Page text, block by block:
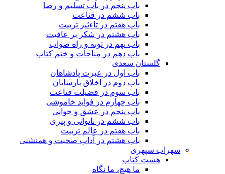
باب پنجم در باب تسلیم و رضا
باب ششم در قناعت
باب هفتم در تاءثیر تربیت
باب هشتم در شکر بر عافیت
باب نهم در توبه و راه صواب
باب دهم در مناجات و ختم کتاب
گلستان سعدی
باب اول در عبرت پادشاهان
باب دوم در اخلاق پارسایان
باب سوم در فضیلت قناعت
باب چهارم در فواید خاموشى
باب پنجم در عشق و جوانى
باب ششم در ناتوانى و پیرى
باب هفتم در عالم تربیت
باب هشتم در آداب صحبت و همنشنى
سهراب سپهری
هشت کتاب
ما هیچ، ما نگاه